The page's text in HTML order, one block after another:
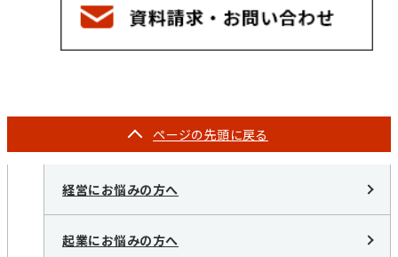
ページの先頭に戻る
経営にお悩みの方へ
起業にお悩みの方へ